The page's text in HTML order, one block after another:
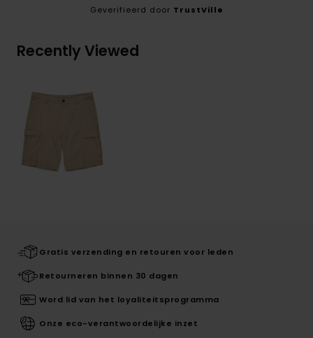
Geverifieerd door TrustVille
Recently Viewed
Gratis verzending en retouren voor leden
Retourneren binnen 30 dagen
Word lid van het loyaliteitsprogramma
Onze eco-verantwoordelijke inzet